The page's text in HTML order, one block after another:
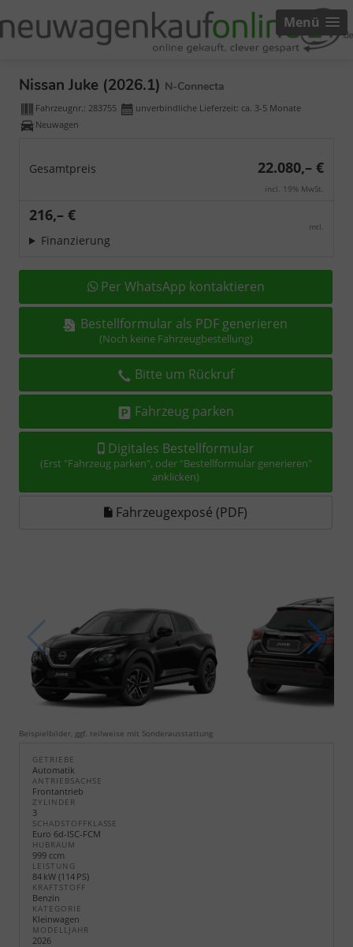
Menü
Nissan Juke (2026.1) N-Connecta
Fahrzeugnr.: 283755
unverbindliche Lieferzeit: ca. 3-5 Monate
Neuwagen
Gesamtpreis 22.080,– €
incl. 19% MwSt.
216,– €
mtl.
Finanzierung
Per WhatsApp kontaktieren
Bestellformular als PDF generieren
(Noch keine Fahrzeugbestellung)
Bitte um Rückruf
Fahrzeug parken
Digitales Bestellformular
(Erst "Fahrzeug parken", oder "Bestellformular generieren"
anklicken)
Fahrzeugexposé (PDF)
Beispielbilder, ggf. teilweise mit Sonderausstattung
GETRIEBE
Automatik
ANTRIEBSACHSE
Frontantrieb
ZYLINDER
3
SCHADSTOFFKLASSE
Euro 6d-ISC-FCM
HUBRAUM
999 ccm
LEISTUNG
84 kW (114 PS)
KRAFTSTOFF
Benzin
KATEGORIE
Kleinwagen
MODELLJAHR
2026